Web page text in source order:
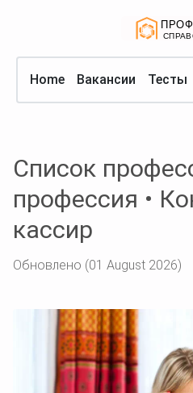
Home Вакансии Тесты
Список
профессия •
кассир
Обновлено (01 August 2026)